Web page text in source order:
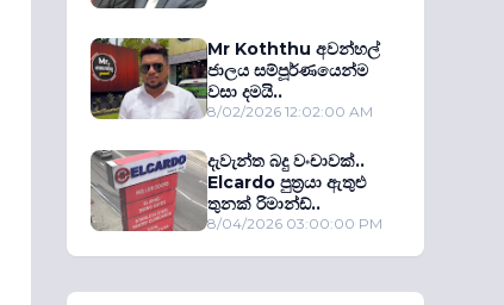
Mr Koththu අවන්හල්
ජාලය සම්පූර්ණයෙන්ම
වසා දමයි..
8/02/2026 12:02:00 AM
දැවැන්ත බදු වංචාවක්..
Elcardo පුත‍්‍රයා ඇතුළු
තුනක් රිමාන්ඩ්..
8/04/2026 03:00:00 PM